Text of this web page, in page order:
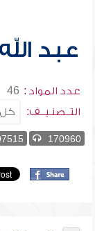
عبد
عدد المواد : 46
التــصنـيــف:
170960